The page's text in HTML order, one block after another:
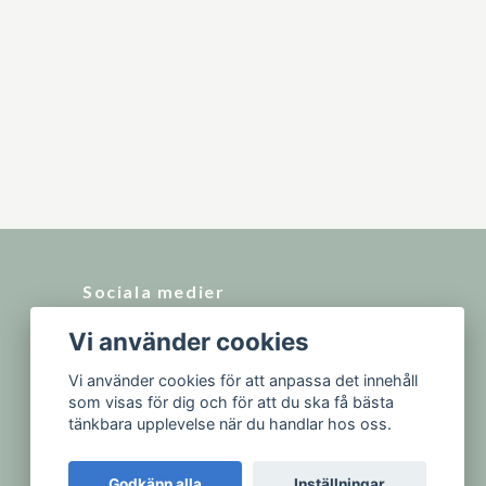
Sociala medier
Vi använder cookies
Vi använder cookies för att anpassa det innehåll
som visas för dig och för att du ska få bästa
tänkbara upplevelse när du handlar hos oss.